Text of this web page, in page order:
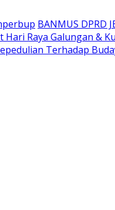
BANMUS DPRD
Hari Raya Galungan &
Terhadap